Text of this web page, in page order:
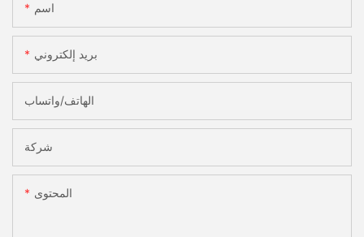
اسم
بريد إلكتروني
الهاتف/واتساب
شركة
المحتوى